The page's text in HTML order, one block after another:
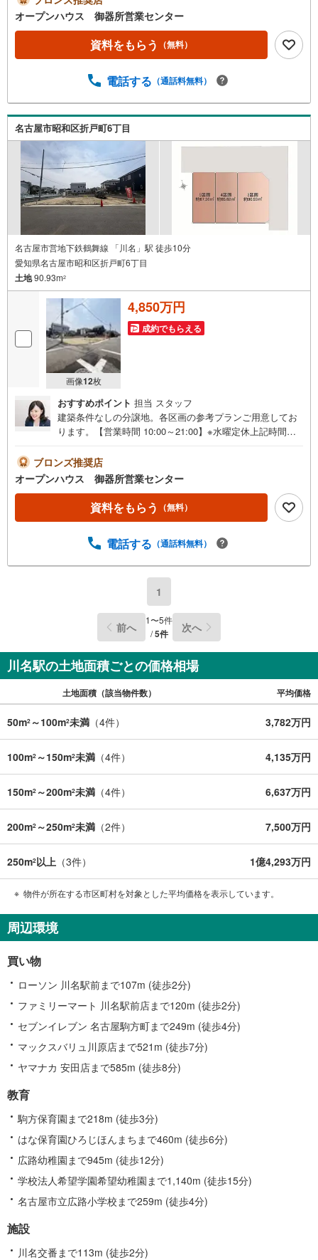
する（無料）」ボタンよりご希望の日時をご記入いただけ
ますとスムーズにご案内が可能です。◎現地のご案内につ
いて・平日や夜遅い時間帯もご案内が可能 ※定休日を除
く・経験豊富なスタッフが物件詳細を丁寧にご説明いたし
します。・チャイルドシートのご用意ございます。◎個別F
大歓迎です！年間8000棟以上の限定物件を発表しているオ
ープンハウスだから出会える物件が多数ございます。ぜひ
お気軽にご連絡・ご相談ください！※限定物件:当社のみ、
もしくは当社を含めた数社でのみご紹介可能なオープンハ
ウス・ディベロップメントの物件
オープンハウス 御器所営業センター
資料をもらう （無料）
電話する （通話料無料）
名古屋市昭和区折戸町6丁目
名古屋市営地下鉄鶴舞線 「川名」駅 徒歩10分
愛知県名古屋市昭和区折戸町6丁目
土地90.93m2
画像12枚
4,850万円
成約でもらえる
おすすめポイント 担当 スタッフ
建築条件なしの分譲地。各区画の参考プランご用意してお
ります。【営業時間 10:00～21:00】※水曜定休上記時間は
絡ください！現地を見学される場合は「室内・現地を見学
する（無料）」ボタンよりご希望の日時をご記入いただけ
ますとスムーズにご案内が可能です。◎現地のご案内につ
いて・平日や夜遅い時間帯もご案内が可能 ※定休日を除
く・経験豊富なスタッフが物件詳細を丁寧にご説明いたし
します。・チャイルドシートのご用意ございます。◎個別F
大歓迎です！年間8000棟以上の限定物件を発表しているオ
ープンハウスだから出会える物件が多数ございます。ぜひ
お気軽にご連絡・ご相談ください！※限定物件:当社のみ、
もしくは当社を含めた数社でのみご紹介可能なオープンハ
ウス・ディベロップメントの物件
ブロンズ推奨店
オープンハウス 御器所営業センター
資料をもらう （無料）
電話する （通話料無料）
1
前へ 1〜5件
/5件 次へ
川名駅の土地面積ごとの価格相場
土地面積（該当物件数） 平均価格
50m2 ～100m2未満 （4件） 3,782万円
100m2 ～150m2未満 （4件） 4,135万円
150m2 ～200m2未満 （4件） 6,637万円
200m2 ～250m2未満 （2件） 7,500万円
250m2以上 （3件） 1億4,293万円
物件が所在する市区町村を対象とした平均価格を表示しています。
周辺環境
買い物
ローソン 川名駅前まで107m (徒歩2分)
ファミリーマート 川名駅前店まで120m (徒歩2分)
セブンイレブン 名古屋駒方町まで249m (徒歩4分)
マックスバリュ川原店まで521m (徒歩7分)
ヤマナカ 安田店まで585m (徒歩8分)
教育
駒方保育園まで218m (徒歩3分)
はな保育園ひろじほんまちまで460m (徒歩6分)
広路幼稚園まで945m (徒歩12分)
学校法人希望学園希望幼稚園まで1,140m (徒歩15分)
名古屋市立広路小学校まで259m (徒歩4分)
施設
川名交番まで113m (徒歩2分)